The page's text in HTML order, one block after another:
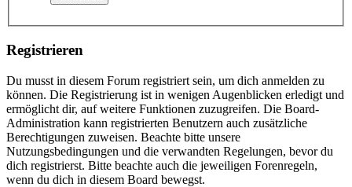
Registrieren
Du musst in diesem Forum registriert sein, um dich anmelden zu
können. Die Registrierung ist in wenigen Augenblicken erledigt und
ermöglicht dir, auf weitere Funktionen zuzugreifen. Die Board-
Administration kann registrierten Benutzern auch zusätzliche
Berechtigungen zuweisen. Beachte bitte unsere
Nutzungsbedingungen und die verwandten Regelungen, bevor du
dich registrierst. Bitte beachte auch die jeweiligen Forenregeln,
wenn du dich in diesem Board bewegst.